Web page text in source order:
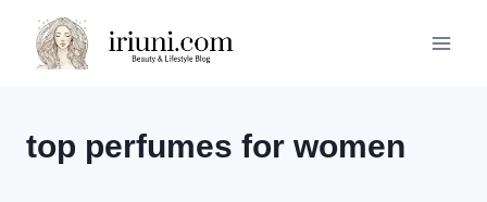
Inhalt
springen
top perfumes for women